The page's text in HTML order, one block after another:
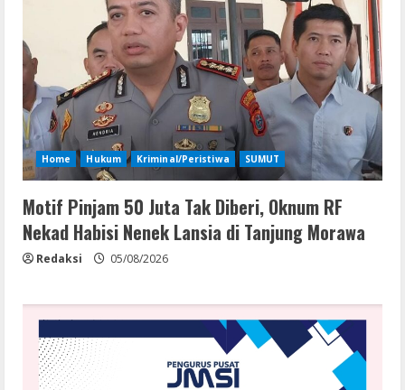
Home Hukum Kriminal/Peristiwa SUMUT
Motif Pinjam 50 Juta Tak Diberi, Oknum RF
Nekad Habisi Nenek Lansia di Tanjung Morawa
Redaksi 05/08/2026